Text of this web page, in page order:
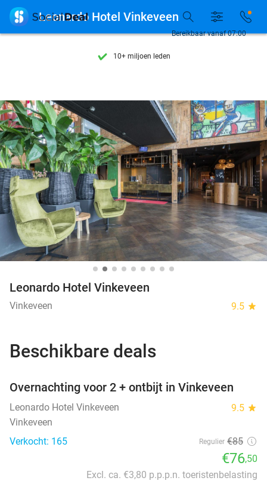
7 dagen per week beschikbaar
10+ miljoen leden
7 dagen per week beschikbaar
10+ miljoen leden
Bereikbaar vanaf 07:00
 Leonardo Hotel Vinkeveen
Leonardo Hotel Vinkeveen
Vinkeveen 9.5 star
Beschikbare deals
Overnachting voor 2 + ontbijt in Vinkeveen
Leonardo Hotel Vinkeveen 9.5 star
Vinkeveen
Verkocht: 165
Regulier €85
€76,50
Excl. ca. €3,80 p.p.p.n. toeristenbelasting